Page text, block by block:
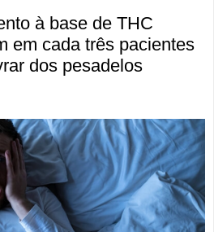
à base de THC
em cada três pacientes
dos pesadelos